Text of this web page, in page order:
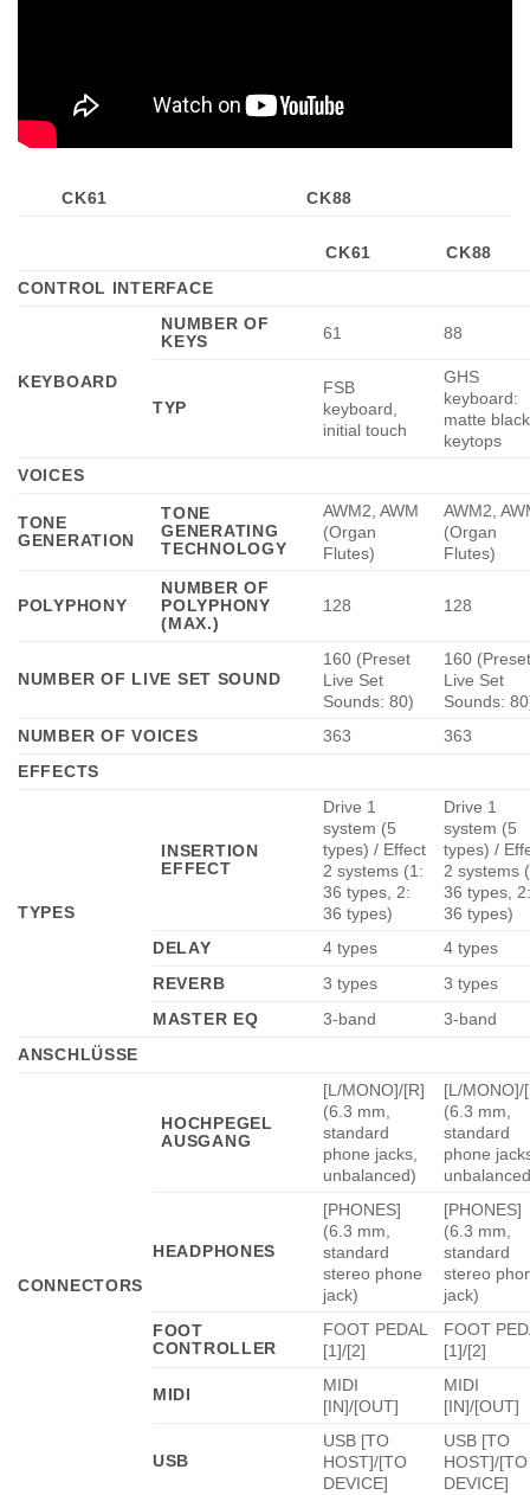
CK61 CK88
CK61
CK88
CONTROL INTERFACE
KEYBOARD
NUMBER OF
KEYS
61 88
TYP
FSB
keyboard,
initial touch
GHS
keyboard:
matte black
keytops
VOICES
TONE
GENERATION
TONE
GENERATING
TECHNOLOGY
AWM2, AWM
(Organ
Flutes)
AWM2,
(Organ
Flutes)
POLYPHONY
NUMBER OF
POLYPHONY
(MAX.)
128 128
NUMBER OF LIVE SET SOUND
160 (Preset
Live Set
Sounds: 80)
160 (Preset
Live Set
Sounds:
NUMBER OF VOICES
363
363
EFFECTS
TYPES
INSERTION
EFFECT
Drive 1
system (5
types) / Effect
2 systems (1:
36 types, 2:
36 types)
Drive 1
system (5
types) /
2 systems
36 types, 2:
36 types)
DELAY
4 types
4 types
REVERB
3 types
3 types
MASTER EQ
3-band
3-band
ANSCHLÜSSE
CONNECTORS
HOCHPEGEL
AUSGANG
[L/MONO]/[R]
(6.3 mm,
standard
phone jacks,
unbalanced)
[L/MONO]/
(6.3 mm,
standard
phone
HEADPHONES
[PHONES]
(6.3 mm,
standard
stereo phone
jack)
[PHONES]
(6.3 mm,
standard
stereo
jack)
FOOT
CONTROLLER
FOOT PEDAL
[1]/[2]
FOOT
[1]/[2]
MIDI
MIDI
[IN]/[OUT]
MIDI
[IN]/[OUT]
USB
USB [TO
HOST]/[TO
DEVICE]
USB [TO
HOST]/[TO
DEVICE]